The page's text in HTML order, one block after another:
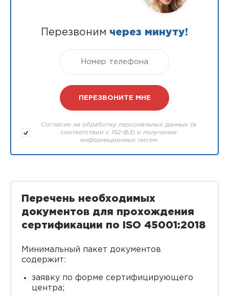
Перезвоним через минуту!
Согласие на обработку персональных данных (в
соответствии с 152-ФЗ) и получении
информационных писем
Перечень необходимых
документов для прохождения
сертификации по ISO 45001:2018
Минимальный пакет документов
содержит:
заявку по форме сертифицирующего
центра;